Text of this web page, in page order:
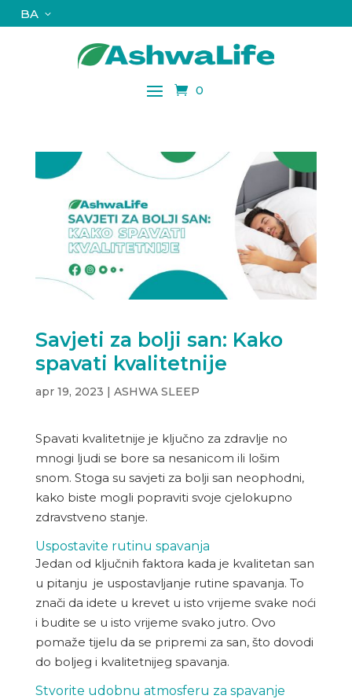
BA
0
Savjeti za bolji san: Kako
spavati kvalitetnije
apr 19, 2023 | ASHWA SLEEP
Spavati kvalitetnije je ključno za zdravlje no
mnogi ljudi se bore sa nesanicom ili lošim
snom. Stoga su savjeti za bolji san neophodni,
kako biste mogli popraviti svoje cjelokupno
zdravstveno stanje.
Uspostavite rutinu spavanja
Jedan od ključnih faktora kada je kvalitetan san
u pitanju je uspostavljanje rutine spavanja. To
znači da idete u krevet u isto vrijeme svake noći
i budite se u isto vrijeme svako jutro. Ovo
pomaže tijelu da se pripremi za san, što dovodi
do boljeg i kvalitetnijeg spavanja.
Stvorite udobnu atmosferu za spavanje